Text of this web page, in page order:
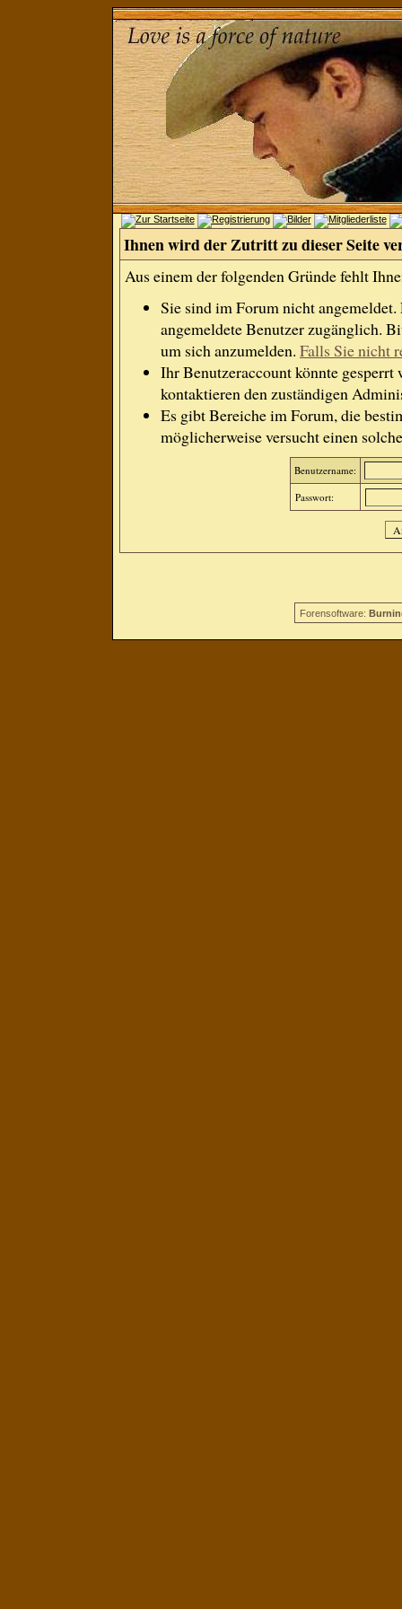
Ihnen wird der Zutritt zu dieser Seite
Aus einem der folgenden Gründe fehlt
Sie sind im Forum nicht
angemeldete Benutzer zugänglich.
um sich anzumelden. Falls Sie nicht
Ihr Benutzeraccount könnte gesperrt
kontaktieren den zuständigen
Es gibt Bereiche im Forum, die
möglicherweise versucht einen
Benutzername:
Passwort:
Forensoftware: